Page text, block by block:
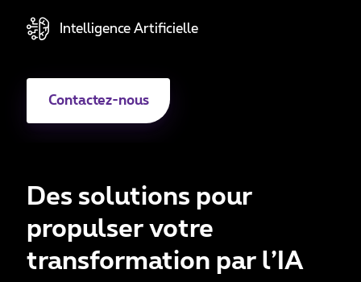
Intelligence Artificielle
Contactez-nous
Des solutions pour
propulser votre
transformation par l’IA